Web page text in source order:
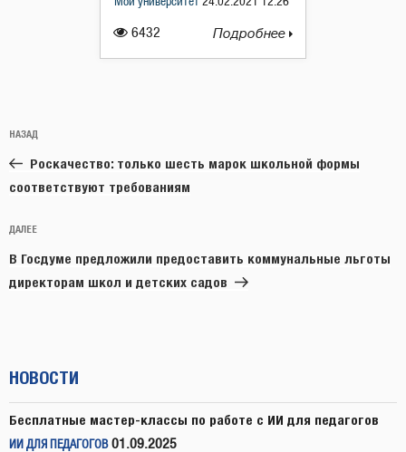
6432 Подробнее
по
записям
Предыдущая
запись:
НАЗАД
Роскачество: только шесть марок школьной формы
соответствуют требованиям
Следующая
запись
ДАЛЕЕ
В Госдуме предложили предоставить коммунальные льготы
директорам школ и детских садов
НОВОСТИ
Бесплатные мастер-классы по работе с ИИ для педагогов
ИИ ДЛЯ ПЕДАГОГОВ 01.09.2025